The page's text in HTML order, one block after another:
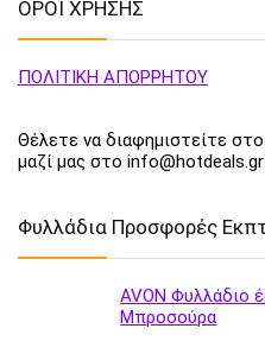
ΟΡΟΙ ΧΡΗΣΗΣ
ΠΟΛΙΤΙΚΗ ΑΠΟΡΡΗΤΟΥ
Θέλετε να διαφημιστείτε
μαζί μας στο info@hotdeals.gr
Φυλλάδια Προσφορές
AVON Φυλλάδιο
Μπροσούρα